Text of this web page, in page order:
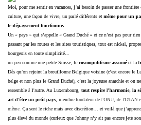
Moi, pour me sentir en vacances, j’ai besoin de passer une frontière
culture, une façon de vivre, un parlé différents et même pour un
le dépaysement fonctionne.
Un « pays » qui s’appelle « Grand Duché » et ce n’est pas pour
passant par les routes et les sites touristiques, tout est nickel,
bourgeois en toute simplicité…
un peu comme une petite Suisse, le cosmopolitisme assuméet la
Dès qu’on rejoint la brouillonne Belgique voisine (c’est encore le
belge et non plus le Grand Duché), c’est la joyeuse anarchie et on
ressemble à l’autre. Au Luxembourg, tout respire l’harmonie, la
art d’être un petit pays , membre fondateur de l'ONU, de l'OTAN
même. Ça sent le riche mais avec discrétion… et voilà que
plus élevé du monde (curieux que Johnny n’y ait pas encore jeté